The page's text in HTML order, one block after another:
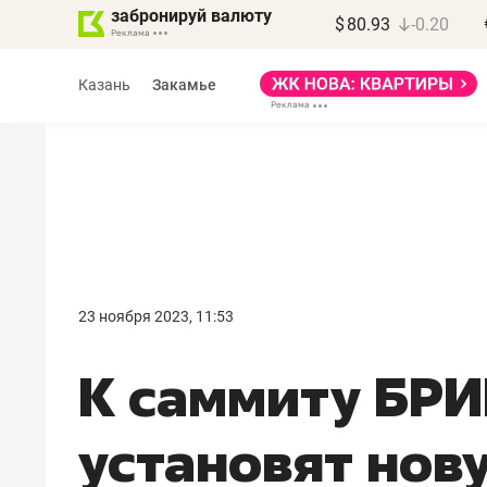
забронируй валюту $ 80.93 -0.20
Казань Закамье
23 ноября 2023, 11:53
К саммиту
установят
правил, бизнес может
потерять минимум